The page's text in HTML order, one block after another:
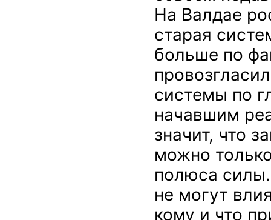
На Валдае
старая
больше по
системы по
начавшим
значит, что
можно
полюса
не могут
кому и что